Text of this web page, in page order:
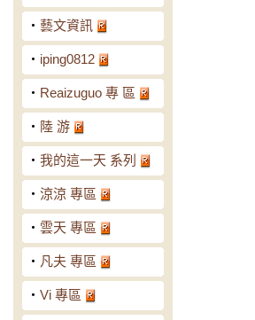
‧ 藝文資訊
‧ iping0812
‧ Reaizuguo 專 區
‧ 陸 游
‧ 我的這一天 系列
‧ 涼涼 專區
‧ 雲天 專區
‧ 凡夫 專區
‧ Vi 專區